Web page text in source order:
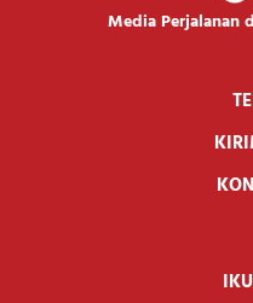
Media Perjalanan